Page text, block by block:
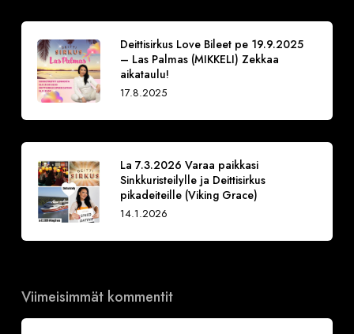
Deittisirkus Love Bileet pe 19.9.2025
– Las Palmas (MIKKELI) Zekkaa
aikataulu!
17.8.2025
La 7.3.2026 Varaa paikkasi
Sinkkuristeilylle ja Deittisirkus
pikadeiteille (Viking Grace)
14.1.2026
Viimeisimmät kommentit